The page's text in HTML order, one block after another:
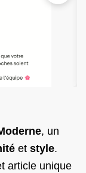
, un
et style.
article unique